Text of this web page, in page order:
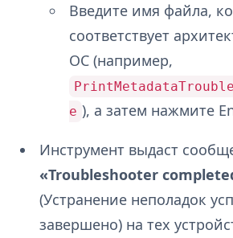
Введите имя файла,
соответствует
ОС (например,
e ), а затем нажмите
Инструмент выдаст
«Troubleshooter
(Устранение неполадок
завершено) на тех